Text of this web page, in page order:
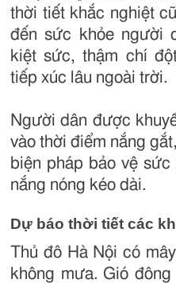
thời tiết khắc nghiệt
đến sức khỏe người
kiệt sức, thậm chí
tiếp xúc lâu ngoài trời.
Người dân được
vào thời điểm nắng
biện pháp bảo vệ
nắng nóng kéo dài.
Dự báo thời tiết các
Thủ đô Hà Nội có
không mưa. Gió